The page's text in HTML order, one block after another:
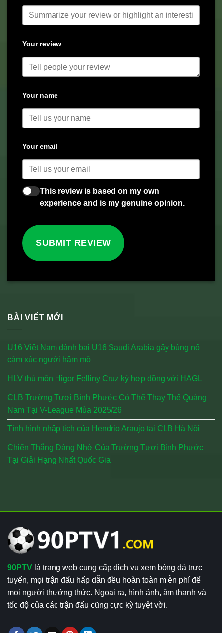
Your review
Your name
Your email
This review is based on my own
experience and is my genuine opinion.
SUBMIT REVIEW
BÀI VIẾT MỚI
U16 Việt Nam đánh bại U16 Saudi Arabia gây bùng nổ
cảm xúc người hâm mộ
HLV thủ môn Higor Felliny Cruz ký hợp đồng với HAGL
CLB Trường Tươi Bình Phước Có Thể Thay Thế Quảng
Nam Tại V-League Mùa 2025/26
Tình hình nhập tịch của Hendrio Araujo tại CLB Hà Nội
Chiến Thắng Đáng Nhớ Của Trường Tươi Bình Phước
Tại Giải Hạng Nhất Quốc Gia
90PTV là trang web cung cấp dịch vụ xem bóng đá trực
tuyến, mọi trận đấu hấp dẫn đều hoàn toàn miễn phí để
mọi người thưởng thức. Ngoài ra, hình ảnh, âm thanh và
tốc độ của các trận đấu cũng cực kỳ tuyệt vời.